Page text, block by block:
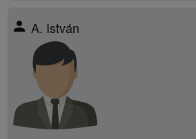
person A. István